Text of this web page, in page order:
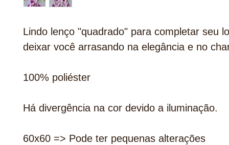
Lindo lenço "quadrado" para completar seu
deixar você arrasando na elegância e no
100% poliéster
Há divergência na cor devido a iluminação.
60x60 => Pode ter pequenas alterações